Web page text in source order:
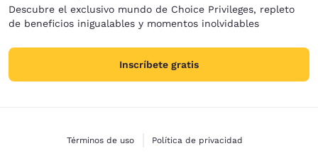
Descubre el exclusivo mundo de Choice Privileges, repleto
de beneficios inigualables y momentos inolvidables
Inscríbete gratis
Términos de uso Política de privacidad